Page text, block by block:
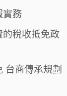
實務
的稅收抵免政
台商傳承規劃